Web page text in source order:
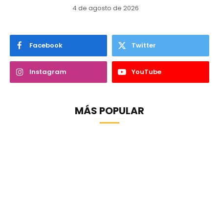
4 de agosto de 2026
Facebook Twitter
Instagram YouTube
MÁS POPULAR